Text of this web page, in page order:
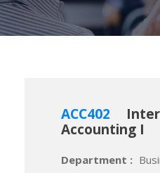
ACC402
Accounting I
Department :